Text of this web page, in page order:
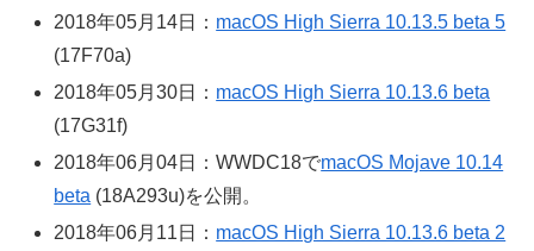
2018年05月14日： macOS High Sierra 10.13.5 beta 5
(17F70a)
2018年05月30日： macOS High Sierra 10.13.6 beta
(17G31f)
2018年06月04日：WWDC18でmacOS Mojave 10.14
beta (18A293u)を公開。
2018年06月11日： macOS High Sierra 10.13.6 beta 2